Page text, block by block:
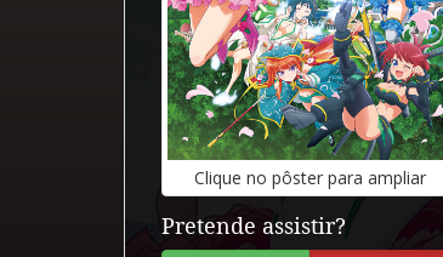
Clique no pôster para ampliar
Pretende assistir?